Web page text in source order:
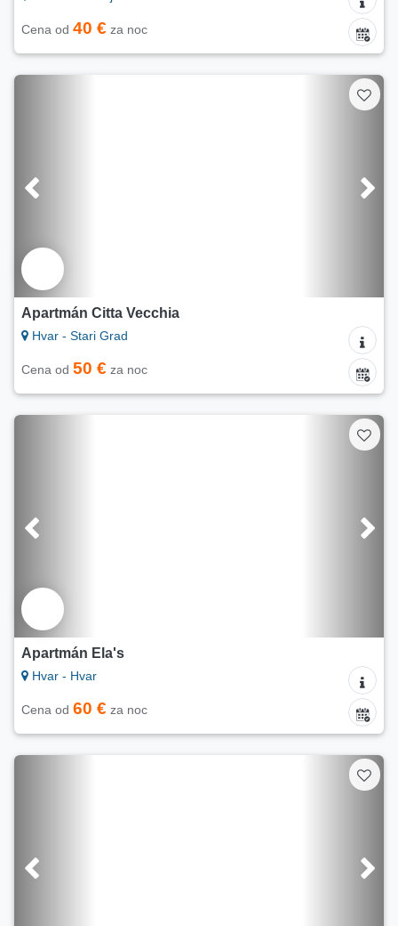
Cena od 40 € za noc
Apartmán Citta Vecchia
Hvar - Stari Grad
Cena od 50 € za noc
Apartmán Ela's
Hvar - Hvar
Cena od 60 € za noc